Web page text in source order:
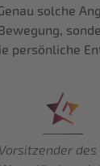
solche
persönliche